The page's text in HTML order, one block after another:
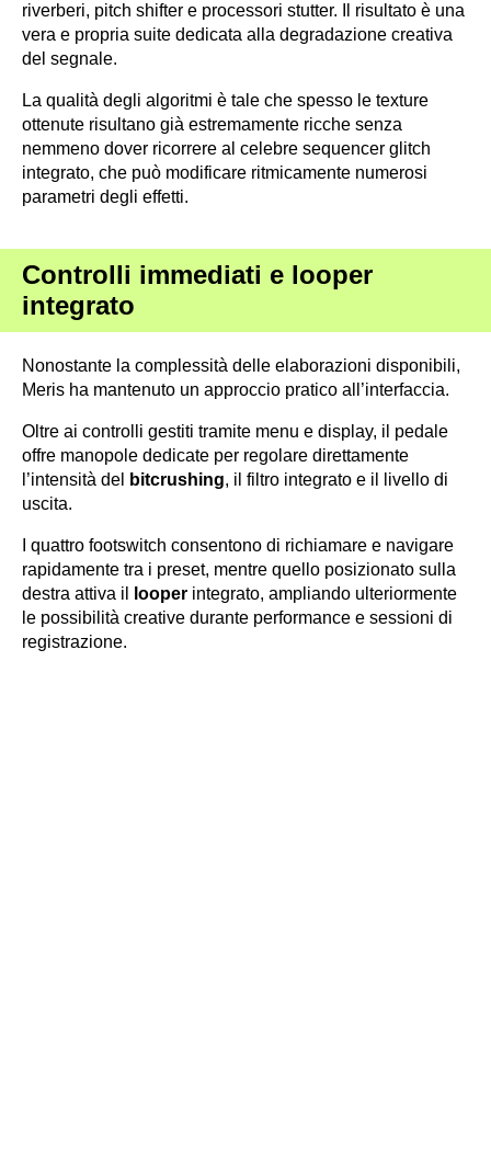
riverberi, pitch shifter e processori stutter. Il risultato è una
vera e propria suite dedicata alla degradazione creativa
del segnale.
La qualità degli algoritmi è tale che spesso le texture
ottenute risultano già estremamente ricche senza
nemmeno dover ricorrere al celebre sequencer glitch
integrato, che può modificare ritmicamente numerosi
parametri degli effetti.
Controlli immediati e looper
integrato
Nonostante la complessità delle elaborazioni disponibili,
Meris ha mantenuto un approccio pratico all’interfaccia.
Oltre ai controlli gestiti tramite menu e display, il pedale
offre manopole dedicate per regolare direttamente
l’intensità del
bitcrushing, il filtro integrato e il livello di
uscita.
I quattro footswitch consentono di richiamare e navigare
rapidamente tra i preset, mentre quello posizionato sulla
destra attiva il
looper integrato, ampliando ulteriormente
le possibilità creative durante performance e sessioni di
registrazione.